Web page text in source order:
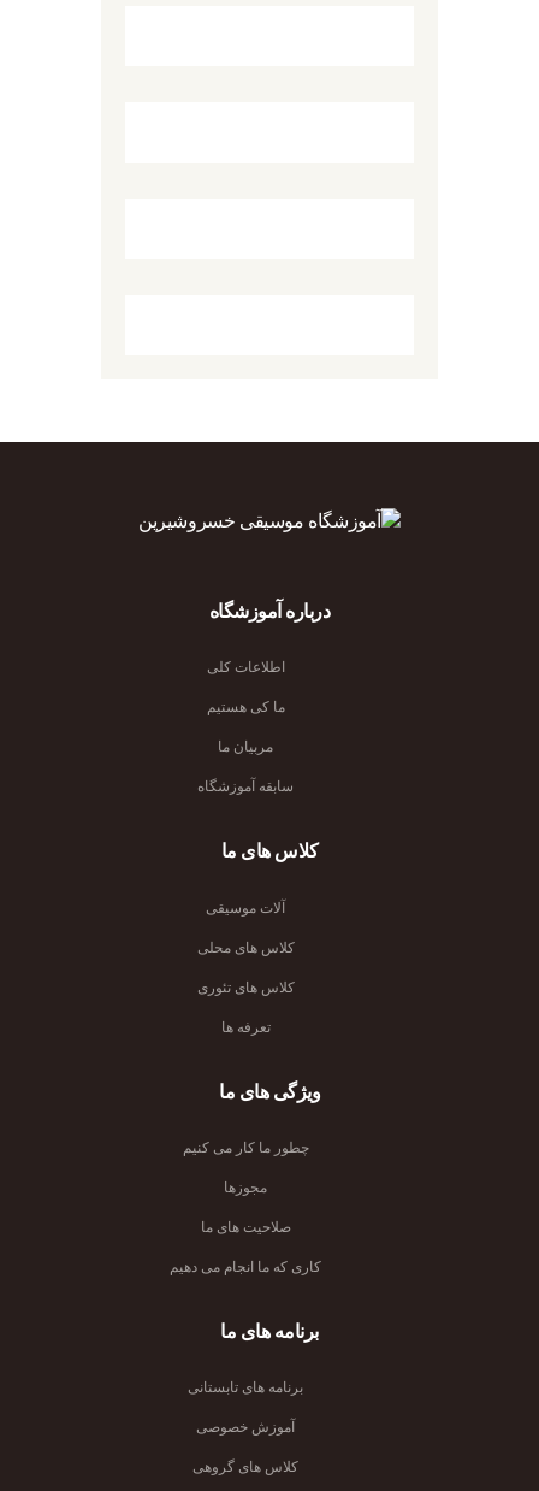
درباره آموزشگاه
اطلاعات کلی
ما کی هستیم
مربیان ما
سابقه آموزشگاه
کلاس های ما
آلات موسیقی
کلاس های محلی
کلاس های تئوری
تعرفه ها
ویژگی های ما
چطور ما کار می کنیم
مجوزها
صلاحیت های ما
کاری که ما انجام می دهیم
برنامه های ما
برنامه های تابستانی
آموزش خصوصی
کلاس های گروهی